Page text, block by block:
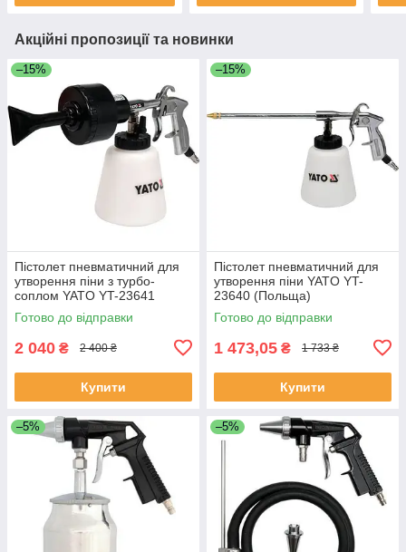
Акційні пропозиції та новинки
–15%
Пістолет пневматичний для
утворення піни з турбо-
соплом YATO YT-23641
(Польща)
Готово до відправки
2 040 ₴ 2 400 ₴
Купити
–15%
Пістолет пневматичний для
утворення піни YATO YT-
23640 (Польща)
Готово до відправки
1 473,05 ₴ 1 733 ₴
Купити
–5% –5%